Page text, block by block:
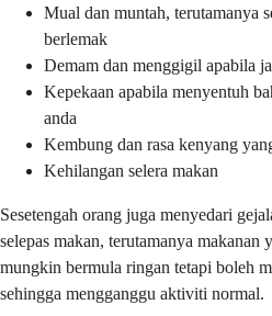
Mual dan muntah, terutamanya
berlemak
Demam dan menggigil apabila
Kepekaan apabila menyentuh
anda
Kembung dan rasa kenyang
Kehilangan selera makan
Sesetengah orang juga menyedari
selepas makan, terutamanya
mungkin bermula ringan tetapi boleh
sehingga mengganggu aktiviti normal.